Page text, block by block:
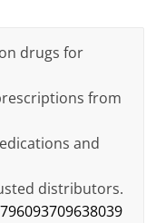
drugs for
from
and
distributors.